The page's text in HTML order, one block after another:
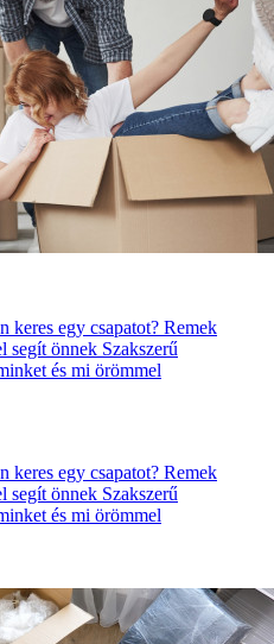
keres egy csapatot? Remek
segít önnek Szakszerű
és mi örömmel
keres egy csapatot? Remek
segít önnek Szakszerű
és mi örömmel